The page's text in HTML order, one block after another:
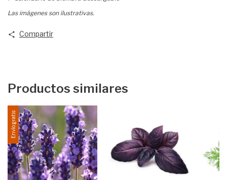
Las imágenes son ilustrativas.
Compartir
Productos similares
Envío gratis